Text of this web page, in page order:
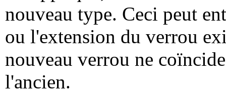
nouveau type. Ceci peut
ou l'extension du verrou
nouveau verrou ne
l'ancien.